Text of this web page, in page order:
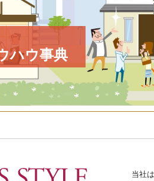
ハウ事典
当社